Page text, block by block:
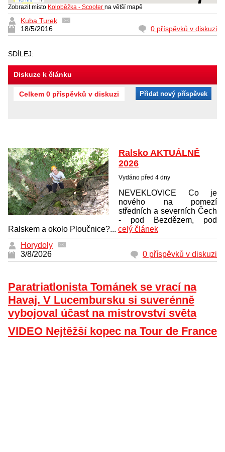
Zobrazit místo Koloběžka - Scooter na větší mapě
Kuba Turek
18/5/2016
0 příspěvků v diskuzi
SDÍLEJ:
Diskuze k článku
Celkem 0 příspěvků v diskuzi Přidat nový příspěvek
Ralsko AKTUÁLNĚ
2026
Vydáno před 4 dny
NEVEKLOVICE Co je
nového na pomezí
středních a severních Čech
- pod Bezdězem, pod
Ralskem a okolo Ploučnice?... celý článek
Horydoly
3/8/2026
0 příspěvků v diskuzi
Paratriatlonista Tománek se vrací na
Havaj. V Lucembursku si suverénně
vybojoval účast na mistrovství světa
VIDEO Nejtěžší kopec na Tour de France